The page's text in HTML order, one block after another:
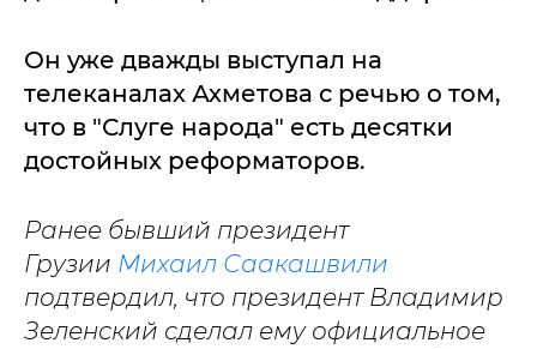
Он уже дважды выступал на
телеканалах Ахметова с речью о том,
что в "Слуге народа" есть десятки
достойных реформаторов.
Ранее бывший президент
Грузии Михаил Саакашвили
подтвердил, что президент Владимир
Зеленский сделал ему официальное